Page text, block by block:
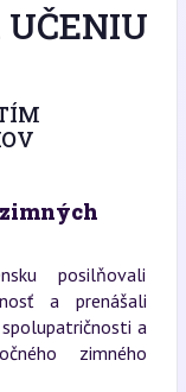
posilňovali
a prenášali
a
zimného